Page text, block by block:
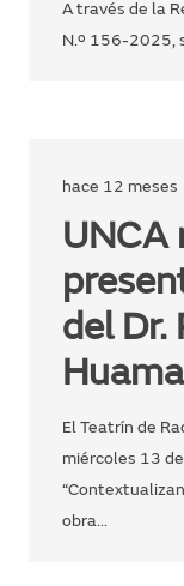
A través de la
N.º 156-2025,
hace 12 meses
UNCA
del Dr.
El Teatrín de
miércoles 13
obra…